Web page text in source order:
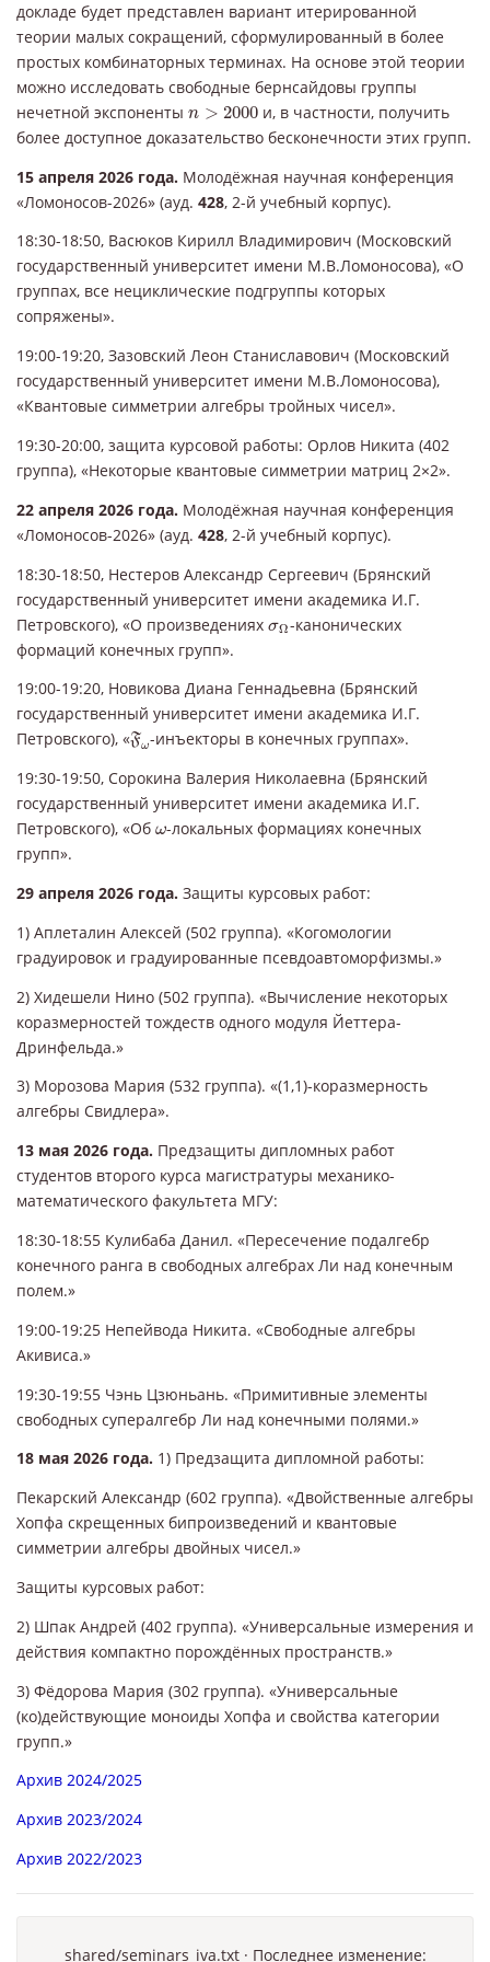
докладе будет представлен вариант итерированной
теории малых сокращений, сформулированный в более
простых комбинаторных терминах. На основе этой теории
можно исследовать свободные бернсайдовы группы
нечетной экспоненты n > 2000
n >2000 и, в частности, получить
более доступное доказательство бесконечности этих групп.
15 апреля 2026 года. Молодёжная научная конференция
«Ломоносов-2026» (ауд. 428, 2-й учебный корпус).
18:30-18:50, Васюков Кирилл Владимирович (Московский
государственный университет имени М.В.Ломоносова), «О
группах, все нециклические подгруппы которых
сопряжены».
19:00-19:20, Зазовский Леон Станиславович (Московский
государственный университет имени М.В.Ломоносова),
«Квантовые симметрии алгебры тройных чисел».
19:30-20:00, защита курсовой работы: Орлов Никита (402
группа), «Некоторые квантовые симметрии матриц 2×2».
22 апреля 2026 года. Молодёжная научная конференция
«Ломоносов-2026» (ауд. 428, 2-й учебный корпус).
18:30-18:50, Нестеров Александр Сергеевич (Брянский
государственный университет имени академика И.Г.
Петровского), «О произведениях σΩ
σΩ-канонических
формаций конечных групп».
19:00-19:20, Новикова Диана Геннадьевна (Брянский
государственный университет имени академика И.Г.
Петровского), «Fω
Fω-инъекторы в конечных группах».
19:30-19:50, Сорокина Валерия Николаевна (Брянский
государственный университет имени академика И.Г.
Петровского), «Об ω
ω-локальных формациях конечных
групп».
29 апреля 2026 года. Защиты курсовых работ:
1) Аплеталин Алексей (502 группа). «Когомологии
градуировок и градуированные псевдоавтоморфизмы.»
2) Хидешели Нино (502 группа). «Вычисление некоторых
коразмерностей тождеств одного модуля Йеттера-
Дринфельда.»
3) Морозова Мария (532 группа). «(1,1)-коразмерность
алгебры Свидлера».
13 мая 2026 года. Предзащиты дипломных работ
студентов второго курса магистратуры механико-
математического факультета МГУ:
18:30-18:55 Кулибаба Данил. «Пересечение подалгебр
конечного ранга в свободных алгебрах Ли над конечным
полем.»
19:00-19:25 Непейвода Никита. «Свободные алгебры
Акивиса.»
19:30-19:55 Чэнь Цзюньань. «Примитивные элементы
свободных супералгебр Ли над конечными полями.»
18 мая 2026 года. 1) Предзащита дипломной работы:
Пекарский Александр (602 группа). «Двойственные алгебры
Хопфа скрещенных бипроизведений и квантовые
симметрии алгебры двойных чисел.»
Защиты курсовых работ:
2) Шпак Андрей (402 группа). «Универсальные измерения и
действия компактно порождённых пространств.»
3) Фёдорова Мария (302 группа). «Универсальные
(ко)действующие моноиды Хопфа и свойства категории
групп.»
Архив 2024/2025
Архив 2023/2024
Архив 2022/2023
shared/seminars_iva.txt· Последнее изменение: